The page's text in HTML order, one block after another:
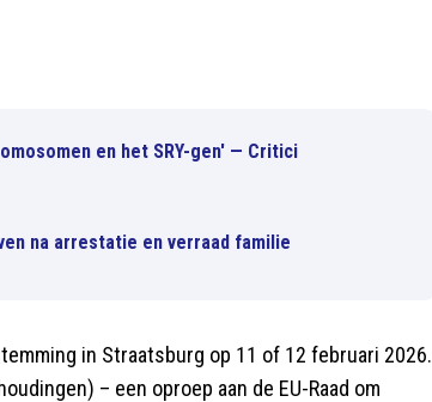
en het SRY-gen' — Critici
na arrestatie en verraad familie
in Straatsburg op 11 of 12 februari 2026.
– een oproep aan de EU-Raad om